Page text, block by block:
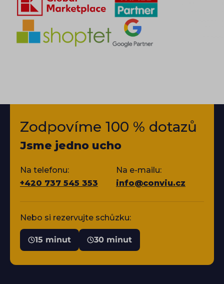
Zodpovíme 100 % dotazů
Jsme jedno ucho
Na telefonu:
+420 737 545 353
Na e-mailu:
info@conviu.cz
Nebo si rezervujte schůzku:
15 minut 30 minut